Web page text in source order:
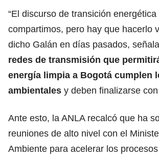
“El discurso de transición energética
compartimos, pero hay que hacerlo
dicho Galán en días pasados,
redes de transmisión que
energía limpia a Bogotá cumplen
ambientales y deben finalizarse
Ante esto, la ANLA recalcó que ha
reuniones de alto nivel con el
Ambiente para acelerar los